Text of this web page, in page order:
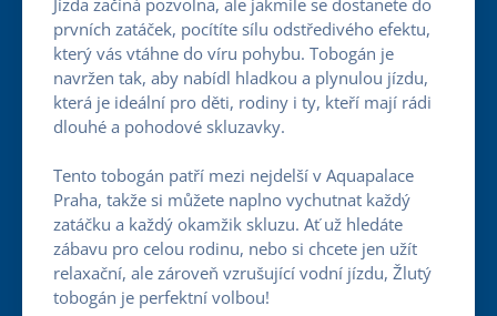
prvních zatáček, pocítíte sílu odstředivého efektu,
který vás vtáhne do víru pohybu. Tobogán je
navržen tak, aby nabídl hladkou a plynulou jízdu,
která je ideální pro děti, rodiny i ty, kteří mají rádi
dlouhé a pohodové skluzavky.
Tento tobogán patří mezi nejdelší v Aquapalace
Praha, takže si můžete naplno vychutnat každý
zatáčku a každý okamžik skluzu. Ať už hledáte
zábavu pro celou rodinu, nebo si chcete jen užít
relaxační, ale zároveň vzrušující vodní jízdu, Žlutý
tobogán je perfektní volbou!